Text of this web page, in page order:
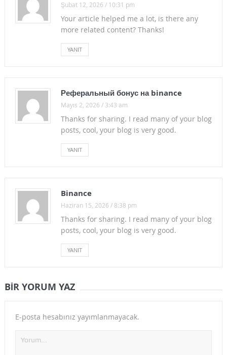
Şubat 12, 2026 / 10:31 pm
Your article helped me a lot, is there any
more related content? Thanks!
YANIT
Реферальный бонус на binance
Mayıs 2, 2026 / 3:43 am
Thanks for sharing. I read many of your blog
posts, cool, your blog is very good.
YANIT
Binance
Haziran 15, 2026 / 8:38 pm
Thanks for sharing. I read many of your blog
posts, cool, your blog is very good.
YANIT
BIR YORUM YAZ
E-posta hesabınız yayımlanmayacak.